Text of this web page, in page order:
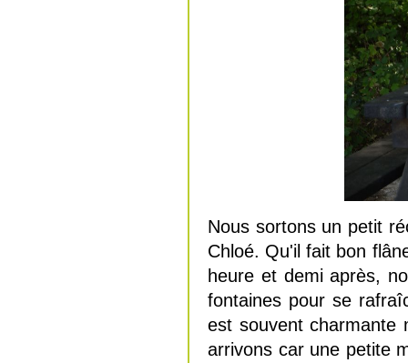
Nous sortons un petit
Chloé. Qu'il fait bon
heure et demi après,
fontaines pour se
est souvent charmante
arrivons car une petite